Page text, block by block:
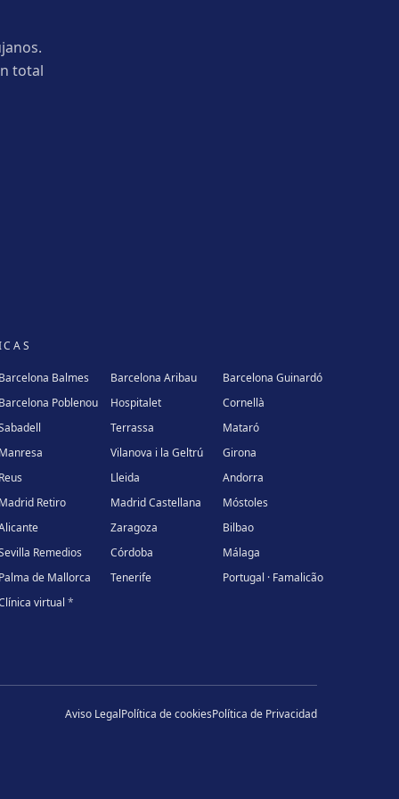
total
Balmes Barcelona Aribau
Barcelona Guinardó
Poblenou
Hospitalet
Cornellà
Terrassa
Mataró
Vilanova i la Geltrú
Girona
Lleida
Andorra
Retiro
Madrid Castellana
Móstoles
Zaragoza
Bilbao
Remedios
Córdoba
Málaga
de Mallorca
Tenerife
Portugal · Famalicão
virtual *
Aviso LegalPolítica de cookiesPolítica de Privacidad